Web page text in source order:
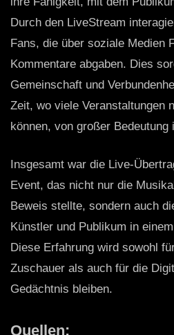
Durch den LiveStream
Fans, die über soziale Medien
Kommentare abgaben. Dies
Gemeinschaft und
Zeit, wo viele Veranstaltungen
können, von großer Bedeutung
Insgesamt war die Live-
Event, das nicht nur die
Beweis stellte, sondern auch
Künstler und Publikum in
Diese Erfahrung wird sowohl
Zuschauer als auch für die
Gedächtnis bleiben.
Quellen: